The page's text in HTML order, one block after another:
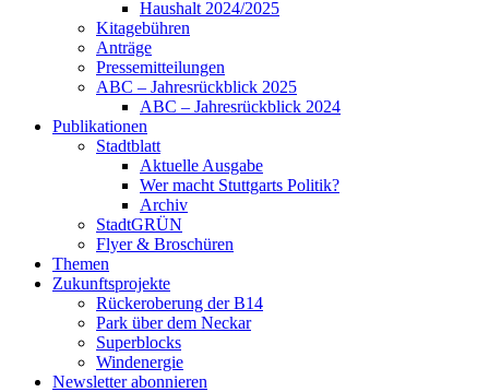
Haushalt 2024/2025
Kitagebühren
Anträge
Pressemitteilungen
ABC – Jahresrückblick 2025
ABC – Jahresrückblick 2024
Publikationen
Stadtblatt
Aktuelle Ausgabe
Wer macht Stuttgarts Politik?
Archiv
StadtGRÜN
Flyer & Broschüren
Themen
Zukunftsprojekte
Rückeroberung der B14
Park über dem Neckar
Superblocks
Windenergie
Newsletter abonnieren